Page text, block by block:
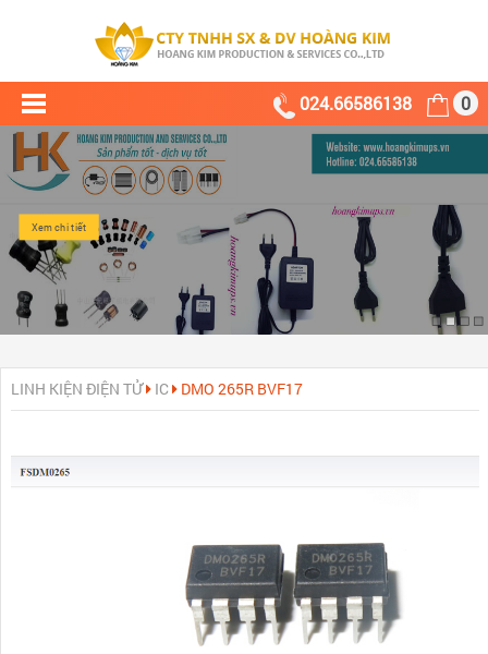
024.66586138 0
Xem chi tiết
LINH KIỆN ĐIỆN TỬ IC DMO 265R BVF17